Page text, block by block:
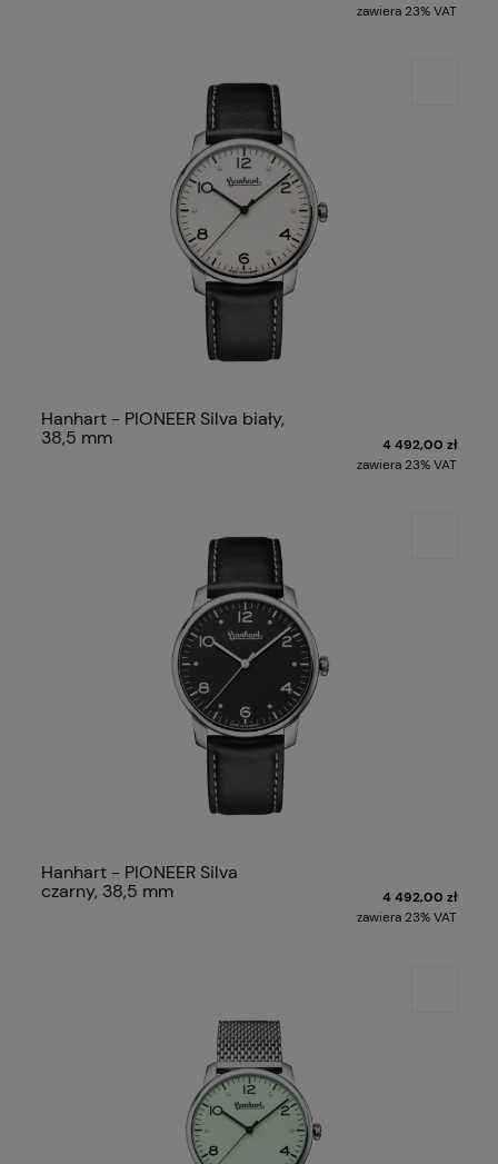
zawiera 23% VAT
Hanhart - PIONEER Silva biały,
38,5 mm
4 492,00 zł
zawiera 23% VAT
Hanhart - PIONEER Silva
czarny, 38,5 mm
4 492,00 zł
zawiera 23% VAT